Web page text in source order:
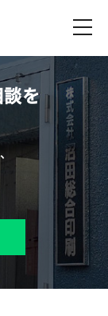
を